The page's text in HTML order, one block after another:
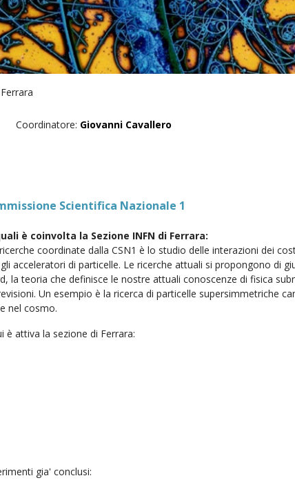
Coordinatore: Giovanni Cavallero
Scientifica Nazionale 1
è coinvolta la Sezione INFN di Ferrara:
coordinate dalla CSN1 è lo studio delle interazioni dei
acceleratori di particelle. Le ricerche attuali si propongono di
la teoria che definisce le nostre attuali conoscenze di fisica
Un esempio è la ricerca di particelle supersimmetriche
nel cosmo.
è attiva la sezione di Ferrara:
gia' conclusi: